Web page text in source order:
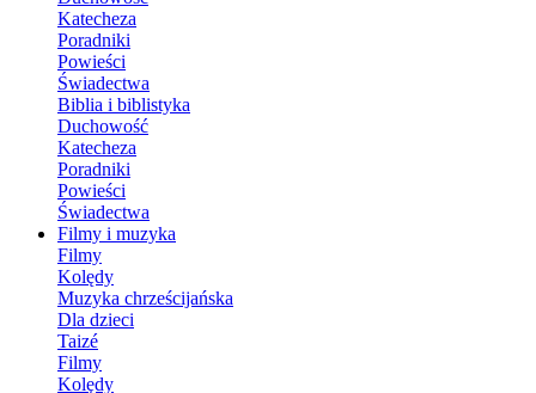
Katecheza
Poradniki
Powieści
Świadectwa
Biblia i biblistyka
Duchowość
Katecheza
Poradniki
Powieści
Świadectwa
Filmy i muzyka
Filmy
Kolędy
Muzyka chrześcijańska
Dla dzieci
Taizé
Filmy
Kolędy